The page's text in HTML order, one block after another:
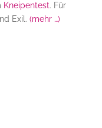
Kneipentest. Für
Exil. (mehr …)